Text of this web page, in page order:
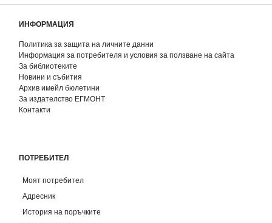
ИНФОРМАЦИЯ
Политика за защита на личните данни
Информация за потребителя и условия за ползване на сайта
За библиотеките
Новини и събития
Архив имейл бюлетини
За издателство ЕГМОНТ
Контакти
ПОТРЕБИТЕЛ
Моят потребител
Адресник
История на поръчките